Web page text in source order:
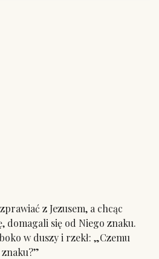
z Jezusem, a chcąc
domagali się od Niego znaku.
w duszy i rzekł: „Czemu